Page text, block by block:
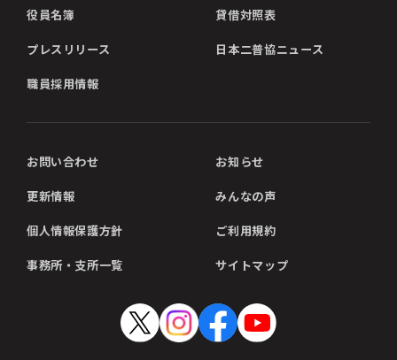
役員名簿 貸借対照表
プレスリリース 日本二普協ニュース
職員採用情報
お問い合わせ お知らせ
更新情報 みんなの声
個人情報保護方針 ご利用規約
事務所・支所一覧 サイトマップ